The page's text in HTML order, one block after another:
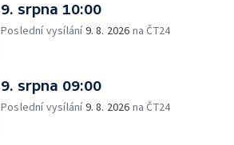
9. srpna 10:00
Poslední vysílání9. 8. 2026 na ČT24
9. srpna 09:00
Poslední vysílání9. 8. 2026 na ČT24